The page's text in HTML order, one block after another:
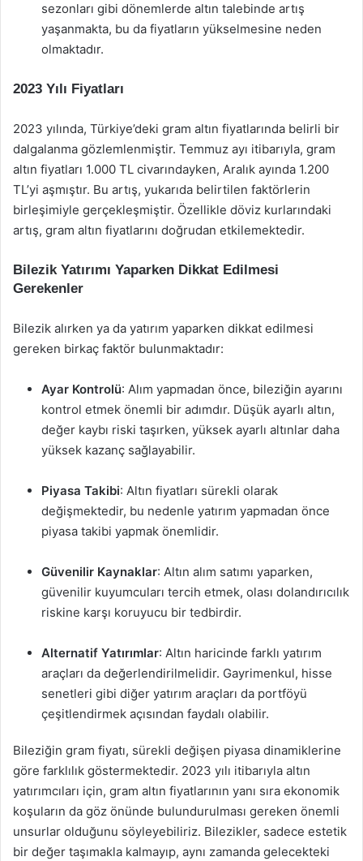
sezonları gibi dönemlerde altın talebinde artış
yaşanmakta, bu da fiyatların yükselmesine neden
olmaktadır.
2023 Yılı Fiyatları
2023 yılında, Türkiye’deki gram altın fiyatlarında belirli bir
dalgalanma gözlemlenmiştir. Temmuz ayı itibarıyla, gram
altın fiyatları 1.000 TL civarındayken, Aralık ayında 1.200
TL’yi aşmıştır. Bu artış, yukarıda belirtilen faktörlerin
birleşimiyle gerçekleşmiştir. Özellikle döviz kurlarındaki
artış, gram altın fiyatlarını doğrudan etkilemektedir.
Bilezik Yatırımı Yaparken Dikkat Edilmesi
Gerekenler
Bilezik alırken ya da yatırım yaparken dikkat edilmesi
gereken birkaç faktör bulunmaktadır:
Ayar Kontrolü: Alım yapmadan önce, bileziğin ayarını
kontrol etmek önemli bir adımdır. Düşük ayarlı altın,
değer kaybı riski taşırken, yüksek ayarlı altınlar daha
yüksek kazanç sağlayabilir.
Piyasa Takibi: Altın fiyatları sürekli olarak
değişmektedir, bu nedenle yatırım yapmadan önce
piyasa takibi yapmak önemlidir.
Güvenilir Kaynaklar: Altın alım satımı yaparken,
güvenilir kuyumcuları tercih etmek, olası dolandırıcılık
riskine karşı koruyucu bir tedbirdir.
Alternatif Yatırımlar: Altın haricinde farklı yatırım
araçları da değerlendirilmelidir. Gayrimenkul, hisse
senetleri gibi diğer yatırım araçları da portföyü
çeşitlendirmek açısından faydalı olabilir.
Bileziğin gram fiyatı, sürekli değişen piyasa dinamiklerine
göre farklılık göstermektedir. 2023 yılı itibarıyla altın
yatırımcıları için, gram altın fiyatlarının yanı sıra ekonomik
koşuların da göz önünde bulundurulması gereken önemli
unsurlar olduğunu söyleyebiliriz. Bilezikler, sadece estetik
bir değer taşımakla kalmayıp, aynı zamanda gelecekteki